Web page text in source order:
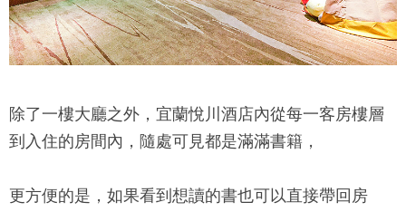
除了一樓大廳之外， 宜蘭悅川酒店內從每一客房樓層
到入住的房間內，隨處可見都是滿滿書籍，
更方便的是，如果看到想讀的書也可以直接帶回房